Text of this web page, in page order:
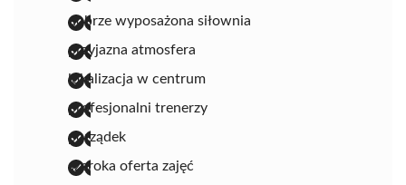
dobrze wyposażona siłownia
przyjazna atmosfera
lokalizacja w centrum
profesjonalni trenerzy
porządek
szeroka oferta zajęć